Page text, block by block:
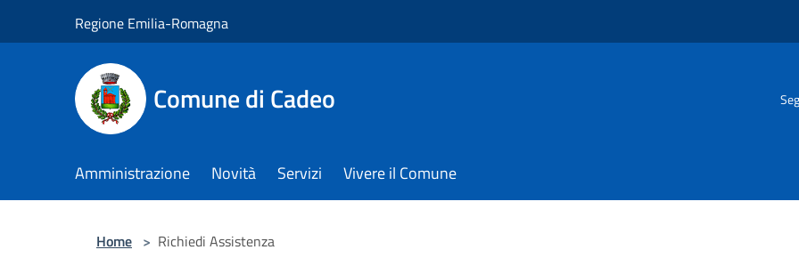
Regione Emilia-Romagna
Comune di Cadeo
Amministrazione Novità Servizi Vivere il Comune
Home > Richiedi Assistenza